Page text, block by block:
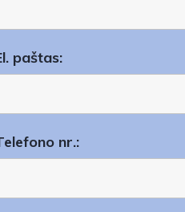
paštas:
nr.: